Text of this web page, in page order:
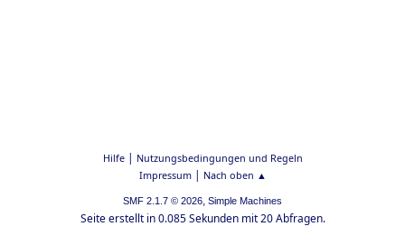
Hilfe| Nutzungsbedingungen und Regeln
Impressum| Nach oben ▲
SMF 2.1.7 © 2026, Simple Machines
Seite erstellt in 0.085 Sekunden mit 20 Abfragen.